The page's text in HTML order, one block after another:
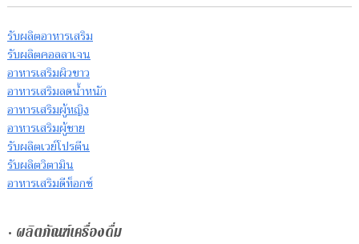
รับผลิตอาหารเสริม
รับผลิตคอลลาเจน
อาหารเสริมผิวขาว
อาหารเสริมลดน้ำหนัก
อาหารเสริมผู้หญิง
อาหารเสริมผู้ชาย
รับผลิตเวย์โปรตีน
รับผลิตวิตามิน
อาหารเสริมดีท็อกซ์
• ผลิตภัณฑ์เครื่องดื่ม